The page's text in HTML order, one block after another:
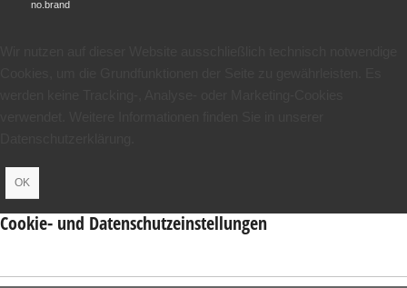
no.brand
OK
Cookie- und Datenschutzeinstellungen